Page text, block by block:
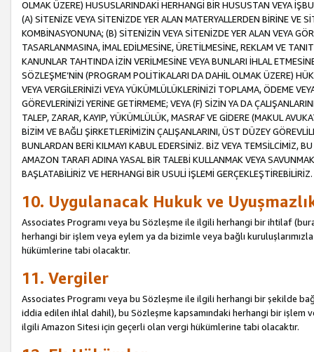
OLMAK ÜZERE) HUSUSLARINDAKİ HERHANGİ BİR HUSUSTAN VEYA
(A) SİTENİZE VEYA SİTENİZDE YER ALAN MATERYALLERDEN BİRİNE VE
KOMBİNASYONUNA; (B) SİTENİZİN VEYA SİTENİZDE YER ALAN VEYA
TASARLANMASINA, İMAL EDİLMESİNE, ÜRETİLMESİNE, REKLAM VE
KANUNLAR TAHTINDA İZİN VERİLMESİNE VEYA BUNLARI İHLAL
SÖZLEŞME’NİN (PROGRAM POLİTİKALARI DA DAHİL OLMAK ÜZERE)
VEYA VERGİLERİNİZİ VEYA YÜKÜMLÜLÜKLERİNİZİ TOPLAMA, ÖDEME
GÖREVLERİNİZİ YERİNE GETİRMEME; VEYA (F) SİZİN YA DA
TALEP, ZARAR, KAYIP, YÜKÜMLÜLÜK, MASRAF VE GİDERE (MAKUL
BİZİM VE BAĞLI ŞİRKETLERİMİZİN ÇALIŞANLARINI, ÜST DÜZEY
BUNLARDAN BERİ KILMAYI KABUL EDERSİNİZ. BİZ VEYA TEMSİLCİMİZ,
AMAZON TARAFI ADINA YASAL BİR TALEBİ KULLANMAK VEYA
BAŞLATABİLİRİZ VE HERHANGİ BİR USULİ İŞLEMİ GERÇEKLEŞTİREBİLİRİZ.
10. Uygulanacak Hukuk ve
Associates Programı veya bu Sözleşme ile ilgili herhangi bir ihtilaf
herhangi bir işlem veya eylem ya da bizimle veya bağlı
hükümlerine tabi olacaktır.
11. Vergiler
Associates Programı veya bu Sözleşme ile ilgili herhangi bir şekilde
iddia edilen ihlal dahil), bu Sözleşme kapsamındaki herhangi bir işlem
ilgili Amazon Sitesi için geçerli olan vergi hükümlerine tabi olacaktır.